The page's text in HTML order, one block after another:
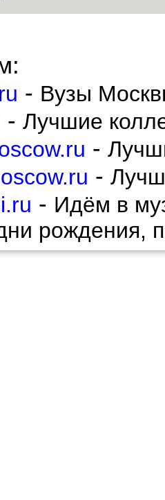
- Вузы
- Лучшие
-
-
- Идём в
рождения,